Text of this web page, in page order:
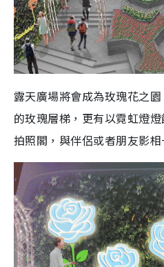
露天廣場將會成為玫瑰花之
的玫瑰層梯，更有以霓虹燈
拍照閣，與伴侶或者朋友影相